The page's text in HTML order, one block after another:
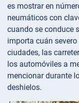
es mostrar en
neumáticos con
cuando se conduce
importa cuán
ciudades, las
los automóviles a
mencionar durante
deshielos.